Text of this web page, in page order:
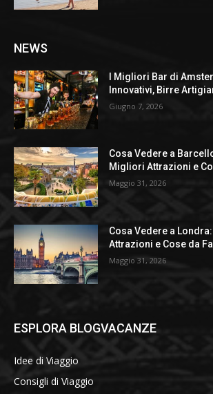
NEWS
I Migliori Bar di
Innovativi, Birre
Giugno 7, 2026
Cosa Vedere a
Migliori Attrazioni e
Maggio 31, 2026
Cosa Vedere a
Attrazioni e Cose da
Maggio 31, 2026
ESPLORA BLOGVACANZE
Idee di Viaggio
Consigli di Viaggio